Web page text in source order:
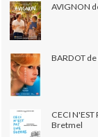
AVIGNON
BARDOT
CECI
Bretmel